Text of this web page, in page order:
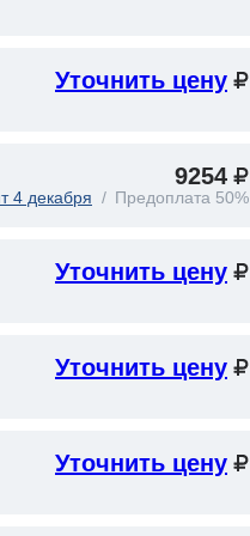
Уточнить цену
9254
4 декабря Предоплата 50%
Уточнить цену
Уточнить цену
Уточнить цену